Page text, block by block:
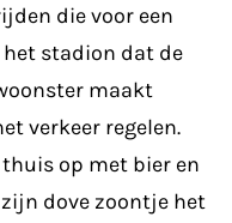
die voor een
stadion dat de
maakt
verkeer regelen.
op met bier en
dove zoontje het